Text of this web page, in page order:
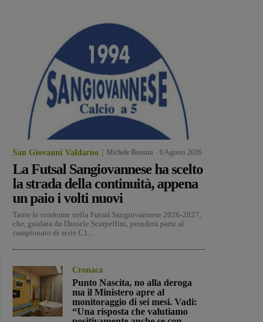
San Giovanni Valdarno Michele Bossini 6 Agosto 2026
La Futsal Sangiovannese ha scelto
la strada della continuità, appena
un paio i volti nuovi
Tante le conferme nella Futsal Sangiovannese 2026-2027,
che, guidata da Daniele Scarpellini, prenderà parte al
campionato di serie C1...
Cronaca
Punto Nascita, no alla deroga
ma il Ministero apre al
monitoraggio di sei mesi. Vadi:
“Una risposta che valutiamo